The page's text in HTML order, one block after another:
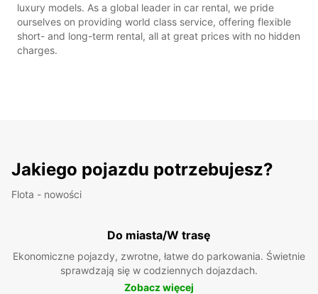
luxury models. As a global leader in car rental, we pride
ourselves on providing world class service, offering flexible
short- and long-term rental, all at great prices with no hidden
charges.
Jakiego pojazdu potrzebujesz?
Flota - nowości
Do miasta/W trasę
Ekonomiczne pojazdy, zwrotne, łatwe do parkowania. Świetnie
sprawdzają się w codziennych dojazdach.
Zobacz więcej